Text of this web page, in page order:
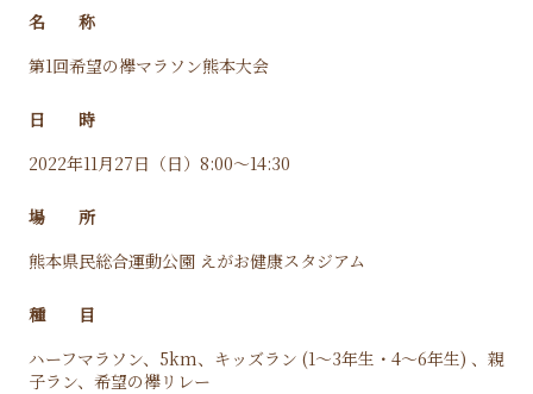
名 称
第1回希望の襷マラソン熊本大会
日 時
2022年11月27日（日）8:00～14:30
場 所
熊本県民総合運動公園 えがお健康スタジアム
種 目
ハーフマラソン、5km、キッズラン (1～3年生・4～6年生) 、親
子ラン、希望の襷リレー